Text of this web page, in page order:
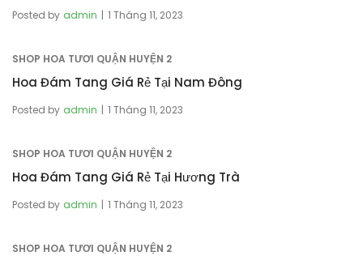
Posted by admin 1 Tháng 11, 2023
SHOP HOA TƯƠI QUẬN HUYỆN 2
Hoa Đám Tang Giá Rẻ Tại Nam Đông
Posted by admin 1 Tháng 11, 2023
SHOP HOA TƯƠI QUẬN HUYỆN 2
Hoa Đám Tang Giá Rẻ Tại Hương Trà
Posted by admin 1 Tháng 11, 2023
SHOP HOA TƯƠI QUẬN HUYỆN 2